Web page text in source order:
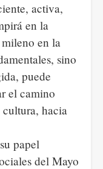
activa,
en la
en la
sino
puede
el camino
hacia
papel
del Mayo